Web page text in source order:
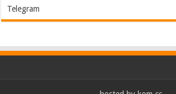
Telegram